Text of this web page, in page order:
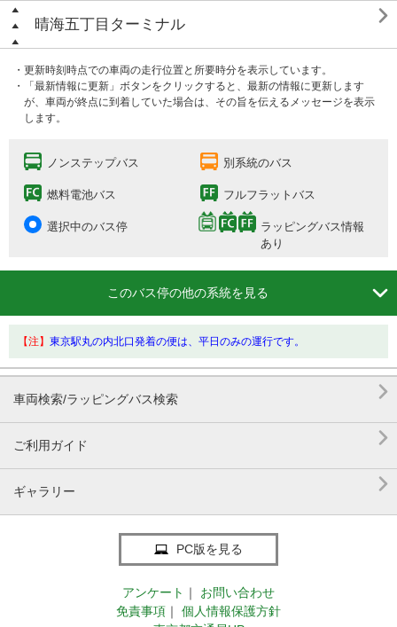
晴海五丁目ターミナル 
・更新時刻時点での車両の走行位置と所要時分を表示しています。
・「最新情報に更新」ボタンをクリックすると、最新の情報に更新します
が、車両が終点に到着していた場合は、その旨を伝えるメッセージを表示
します。
ノンステップバス 別系統のバス
燃料電池バス フルフラットバス
選択中のバス停
ラッピングバス情報
あり
このバス停の他の系統を見る 
【注】 東京駅丸の内北口発着の便は、平日のみの運行です。
車両検索/ラッピングバス検索 
ご利用ガイド 
ギャラリー 
PC版を見る
アンケート ｜
お問い合わせ
免責事項 ｜
個人情報保護方針